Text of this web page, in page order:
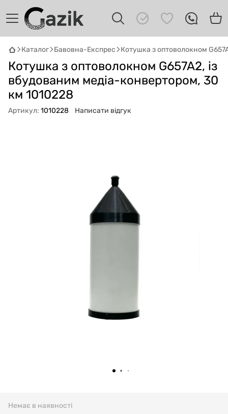
Каталог Бавовна-Експрес Котушка з оптоволокном
Котушка з оптоволокном G657A2, із
вбудованим медіа-конвертором, 30
км 1010228
Артикул: 1010228 Написати відгук
Немає в наявності
GAZIKAI
Онлайн · пошук техніки
Привіт! 👋 Я Gazik AI — допоможу
підібрати вживану комп'ютерну техніку.
Що шукаєш?